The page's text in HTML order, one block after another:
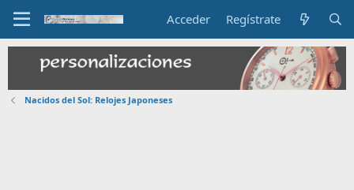
Acceder Regístrate
Nacidos del Sol: Relojes Japoneses